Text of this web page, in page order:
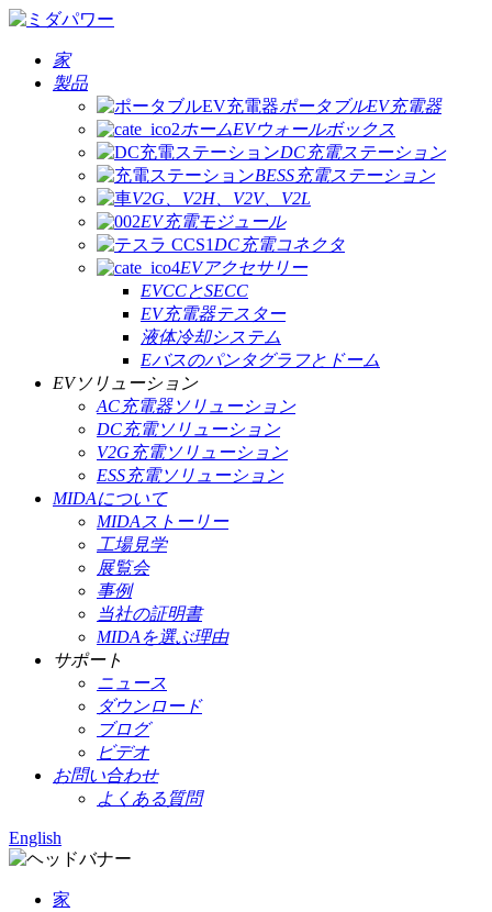
家
製品
ポータブルEV充電器
ホームEVウォールボックス
DC充電ステーション
BESS充電ステーション
V2G、V2H、V2V、V2L
EV充電モジュール
DC充電コネクタ
EVアクセサリー
EVCCとSECC
EV充電器テスター
液体冷却システム
Eバスのパンタグラフとドーム
EVソリューション
AC充電器ソリューション
DC充電ソリューション
V2G充電ソリューション
ESS充電ソリューション
MIDAについて
MIDAストーリー
工場見学
展覧会
事例
当社の証明書
MIDAを選ぶ理由
サポート
ニュース
ダウンロード
ブログ
ビデオ
お問い合わせ
よくある質問
English
家